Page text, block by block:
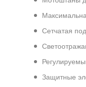
Сетчатая
Защитные